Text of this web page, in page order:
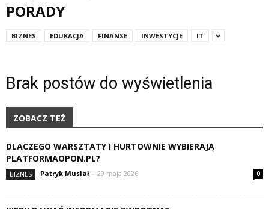
PORADY
BIZNES EDUKACJA FINANSE INWESTYCJE IT
Brak postów do wyświetlenia
ZOBACZ TEŻ
DLACZEGO WARSZTATY I HURTOWNIE WYBIERAJĄ
PLATFORMAOPON.PL?
BIZNES Patryk Musiał - 29 maja 2026 0